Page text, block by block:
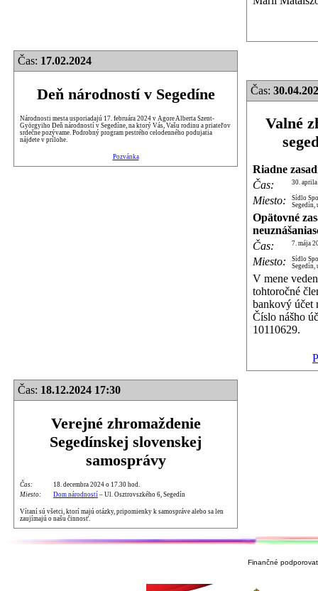
Čas: 17.02.2024
Deň národností v Segedíne
Národnosti mesta usporiadajú 17. februára 2024 v Agore Alberta Szent-
Györgyiho Deň národností v Segedíne, na ktorý Vás, Vašu rodinu a priateľov
srdečne pozývame. Podrobný program pestrého celodenného podujatia
nájdete v prílohe.
Pozvánka
Čas:
Valné
Riadne
Čas:
30.
Miesto:
Sídlo
Segedín,
Opätovné
Čas:
7. mája
Miesto:
Sídlo
Segedín,
V mene
tohtoročné
bankový účet
Číslo nášho
10110629.
Čas: 18.12.2024 17:30
Verejné zhromaždenie
Segedínskej slovenskej
samosprávy
Čas:
18. decembra 2024 o 17.30 hod.
Miesto:
Dom národností – Ul. Osztrovszkého 6, Segedín
Vítaní sú všetci, ktorí majú otázky, pripomienky k samospráve alebo sa len
zaujímajú o našu činnosť.
Finančné